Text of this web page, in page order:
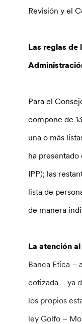
Revisión y el
Las reglas de
Para el
compone de 13
una o más
ha
IPP); las
lista de
de manera
La atención
Banca Etica –
cotizada – ya
los propios
ley Golfo –